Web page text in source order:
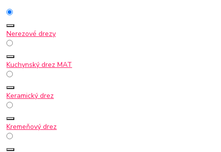
Nerezové drezy
Kuchynský drez MAT
Keramický drez
Kremeňový drez